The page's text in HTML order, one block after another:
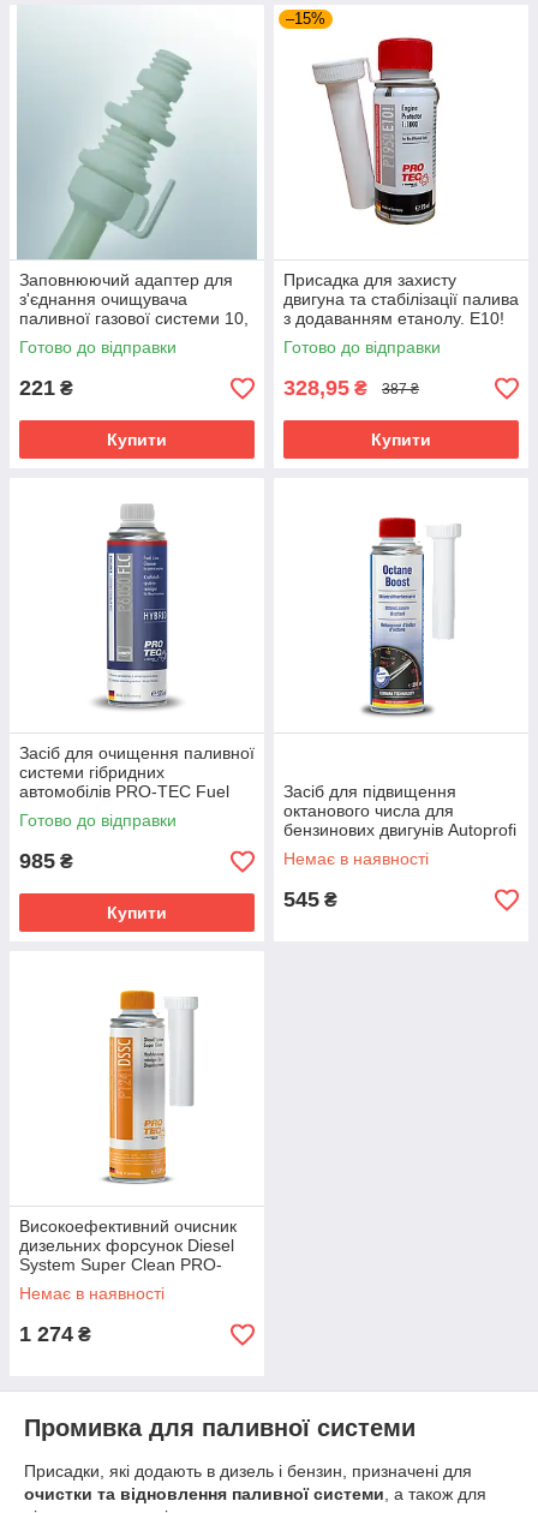
Заповнюючий адаптер для
з'єднання очищувача
паливної газової системи 10,
12, 14 мм Pro-Tec
Готово до відправки
221 ₴
Купити
–15%
Присадка для захисту
двигуна та стабілізації палива
з додаванням етанолу. E10!
Engine Protector Pro-Tec
P1950 75 мл
Готово до відправки
328,95 ₴ 387 ₴
Купити
Засіб для очищення паливної
системи гібридних
автомобілів PRO-TEC Fuel
System Cleaner Perol Hybrid
375 мл
Готово до відправки
985 ₴
Купити
Засіб для підвищення
октанового числа для
бензинових двигунів Autoprofi
Octane Boost 250 мл
Немає в наявності
545 ₴
Високоефективний очисник
дизельних форсунок Diesel
System Super Clean PRO-
TEC 375мл P1241
Немає в наявності
1 274 ₴
Промивка для паливної системи
Присадки, які додають в дизель і бензин, призначені для
очистки та відновлення паливної системи , а також для